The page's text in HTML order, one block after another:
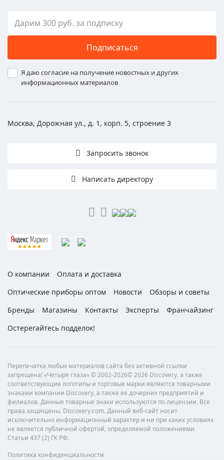
Подписаться
Я даю согласие на получение новостных и других
информационных материалов
Москва, Дорожная ул., д. 1, корп. 5, строение 3
Запросить звонок
Написать директору
О компании
Оплата и доставка
Оптические приборы оптом
Новости
Обзоры и советы
Бренды
Магазины Контакты Эксперты
Франчайзинг
Остерегайтесь подделок!
Перепечатка любых материалов сайта без активной ссылки
запрещена! «Четыре глаза» © 2002-2026© 2026 Discovery, а также
соответствующие логотипы и торговые марки являются товарными
знаками компании Discovery, а также ее дочерних предприятий и
филиалов. Данные товарные знаки используются по лицензии. Все
права защищены. Discovery.com. Данный веб-сайт носит
исключительно информационный характер и ни при каких условиях
не является публичной офертой, определяемой положениями
Статьи 437 (2) ГК РФ.
Политика конфиденциальности